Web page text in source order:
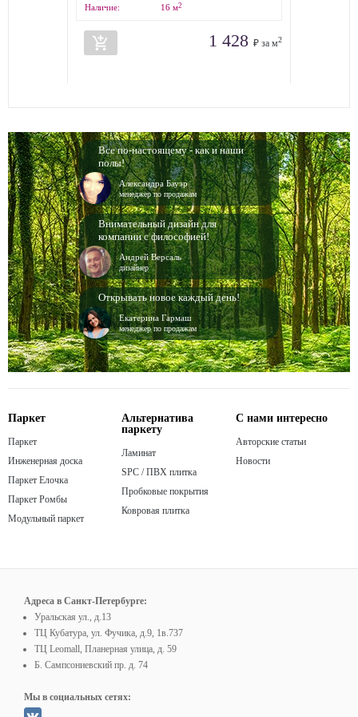
Наличие:
16 м2
add_shopping_cart 1 428 ₽ за м2
Все по-настоящему - как и наши
полы!
Александра Бауэр
менеджер по продажам
Внимательный дизайн для
компании с философией!
Андрей Версаль
дизайнер
Открывать новое каждый день!
Екатерина Гармаш
менеджер по продажам
Паркет
Паркет
Инженерная доска
Паркет Елочка
Паркет Ромбы
Модульный паркет
Альтернатива
паркету
Ламинат
SPC / ПВХ плитка
Пробковые покрытия
Ковровая плитка
С нами интересно
Авторские статьи
Новости
Адреса в Санкт-Петербурге:
Уральская ул., д.13
ТЦ Кубатура, ул. Фучика, д.9, 1в.737
ТЦ Leomall, Планерная улица, д. 59
Б. Сампсониевский пр. д. 74
Мы в социальных сетях: